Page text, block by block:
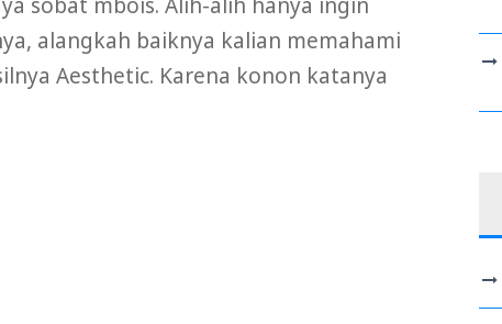
alangkah baiknya kalian memahami
Aesthetic. Karena konon katanya